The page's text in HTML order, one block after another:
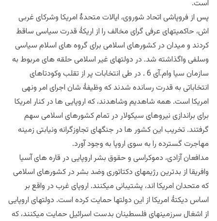
است.
پس از فروپاشی اتحاد شوروی، ایالات متحدۀ امریکا وشرکای غربی
اش، حاکمیتهای عرفی گرای مخالف را از اریکۀ قدرت سیاسی ساقط
کردند و میدان در کشورهای اسلامی برای گروه های اسلام سیاسی
وسلفی واگذاشته شد. در دولتهای غیر اسلامی حلقه های مربوط به
سازمان سیا وام.آی 6 . در طی انتخابات پر از تقلب وکودتاهای
انتخاباتی به قدرت رسانده شدند که وظیفۀ شان اجرای امر ونهی
امریکا است. همه شاهدیم وشاهدند، که اروپایی ها در کنار امریکا
برای براندازی نیروهای سیکولار در تمام کشورهای اسلامی سهم
گرفتند. تخریب این کشور ها در جنگهای تجاوزگرانه ونیابتی زمینه
مهاجرت گسترده را به سوی اروپا به وجود آورد.
مدافعان آزادی، دموکراسی و حقوق بشر اروپایی در قاره های آسیا
وافریقا از بدترین رژیمهای دکتاتوری وضد بشر در کشورهای اسلامی
که متحدان امریکا اند، پشتیبانی میکنند. اروپای غرب در واقع بر
اساس دیکتۀ امریکا از این دولتها حمایت کرده است. دولتهای اروپایی
از اشغال سرزمینهای فلسطینان بدست اسرائیل حمایت میکنند، که